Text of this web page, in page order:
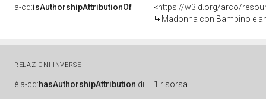
a-cd:isAuthorshipAttributionOf
<https://w3id.org/arco/
Madonna con Bambino e
RELAZIONI INVERSE
è a-cd:hasAuthorshipAttribution di 1 risorsa